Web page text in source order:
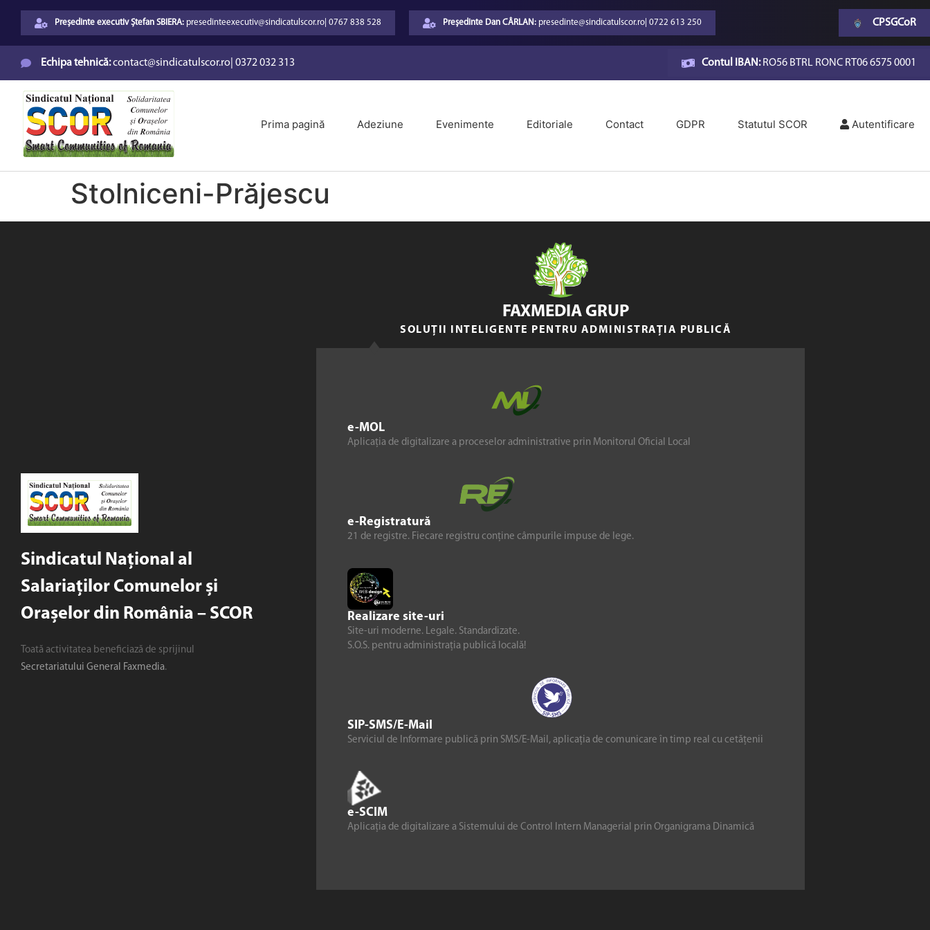
Președinte executiv Ștefan SBIERA:presedinteexecutiv@sindicatulscor.ro| 0767 838 528 Președinte Dan CÂRLAN:presedinte@sindicatulscor.ro| 0722 613 250 CPSGCoR
Echipa tehnică:contact@sindicatulscor.ro 0372 032 313 Contul IBAN:RO56 BTRL RONC RT06 6575 0001
Prima pagină Adeziune Evenimente Editoriale Contact GDPR Statutul SCOR Autentificare
Stolniceni-Prăjescu
Sindicatul Național al
Salariaților Comunelor și
Orașelor din România – SCOR
Toată activitatea beneficiază de sprijinul
Secretariatului General Faxmedia.
e-MOL
Aplicația de digitalizare a proceselor administrative prin Monitorul Oficial Local
e-Registratură
21 de registre. Fiecare registru conține câmpurile impuse de lege.
Realizare site-uri
Site-uri moderne. Legale. Standardizate.
S.O.S. pentru administrația publică locală!
SIP-SMS/E-Mail
Serviciul de Informare publică prin SMS/E-Mail, aplicația de comunicare în timp real cu cetățenii
e-SCIM
Aplicația de digitalizare a Sistemului de Control Intern Managerial prin Organigrama Dinamică
FAXMEDIA GRUP
SOLUȚII INTELIGENTE PENTRU ADMINISTRAȚIA PUBLICĂ